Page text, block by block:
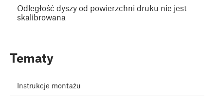
Odległość dyszy od powierzchni druku nie jest
skalibrowana
Tematy
Instrukcje montażu